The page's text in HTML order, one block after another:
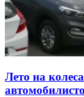
Лето на